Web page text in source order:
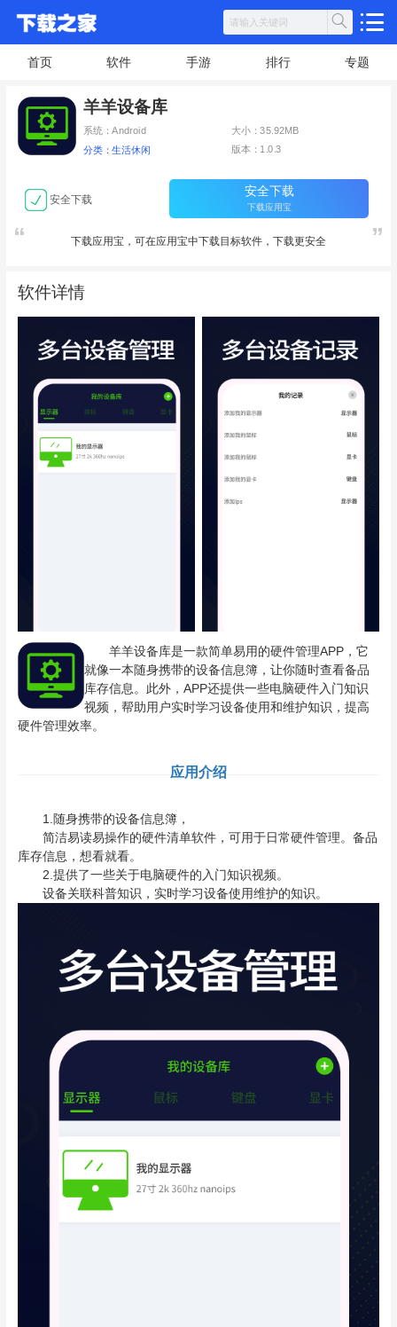
首页 软件 手游 排行 专题
羊羊设备库
系统：Android 大小：35.92MB
分类：生活休闲 版本：1.0.3
安全下载
安全下载
下载应用宝
下载应用宝，可在应用宝中下载目标软件，下载更安全
软件详情
羊羊设备库是一款简单易用的硬件管理APP，它
就像一本随身携带的设备信息簿，让你随时查看备品
库存信息。此外，APP还提供一些电脑硬件入门知识
视频，帮助用户实时学习设备使用和维护知识，提高
硬件管理效率。
应用介绍
1.随身携带的设备信息簿，
简洁易读易操作的硬件清单软件，可用于日常硬件管理。备品
库存信息，想看就看。
2.提供了一些关于电脑硬件的入门知识视频。
设备关联科普知识，实时学习设备使用维护的知识。